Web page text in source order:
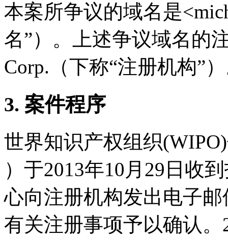
本案所争议的域名是
名”）。上述争议域名的
Corp.（下称“注册机构”
3. 案件程序
世界知识产权组织
）于2013年10月29日收
心向注册机构发出电子
有关注册事项予以确认